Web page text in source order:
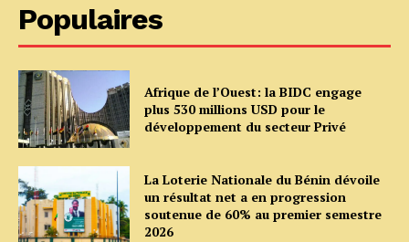
Populaires
Afrique de l’Ouest: la BIDC engage
plus 530 millions USD pour le
développement du secteur Privé
La Loterie Nationale du Bénin dévoile
un résultat net a en progression
soutenue de 60% au premier semestre
2026